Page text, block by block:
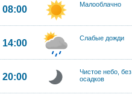
08:00 Малооблачно
14:00 Слабые дожди
20:00
Чистое небо, без
осадков